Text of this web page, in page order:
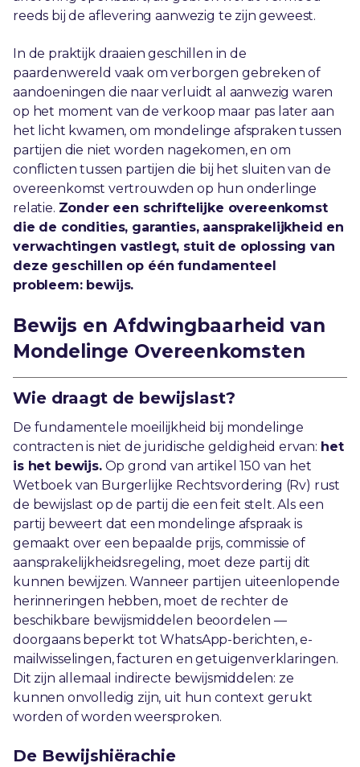
reeds bij de aflevering aanwezig te zijn geweest.
In de praktijk draaien geschillen in de
paardenwereld vaak om verborgen gebreken of
aandoeningen die naar verluidt al aanwezig waren
op het moment van de verkoop maar pas later aan
het licht kwamen, om mondelinge afspraken tussen
partijen die niet worden nagekomen, en om
conflicten tussen partijen die bij het sluiten van de
overeenkomst vertrouwden op hun onderlinge
relatie. Zonder een schriftelijke overeenkomst
die de condities, garanties, aansprakelijkheid en
verwachtingen vastlegt, stuit de oplossing van
deze geschillen op één fundamenteel
probleem: bewijs.
Bewijs en Afdwingbaarheid van
Mondelinge Overeenkomsten
Wie draagt de bewijslast?
De fundamentele moeilijkheid bij mondelinge
contracten is niet de juridische geldigheid ervan: het
is het bewijs.Op grond van artikel 150 van het
Wetboek van Burgerlijke Rechtsvordering (Rv) rust
de bewijslast op de partij die een feit stelt. Als een
partij beweert dat een mondelinge afspraak is
gemaakt over een bepaalde prijs, commissie of
aansprakelijkheidsregeling, moet deze partij dit
kunnen bewijzen. Wanneer partijen uiteenlopende
herinneringen hebben, moet de rechter de
beschikbare bewijsmiddelen beoordelen —
doorgaans beperkt tot WhatsApp-berichten, e-
mailwisselingen, facturen en getuigenverklaringen.
Dit zijn allemaal indirecte bewijsmiddelen: ze
kunnen onvolledig zijn, uit hun context gerukt
worden of worden weersproken.
De Bewijshiërachie